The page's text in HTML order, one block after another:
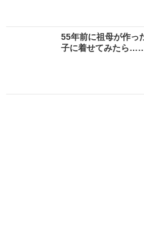
55年前に祖母が作っ
子に着せてみたら